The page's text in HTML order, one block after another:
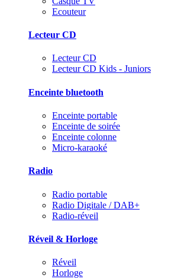
Ecouteur
Lecteur CD
Lecteur CD
Lecteur CD Kids - Juniors
Enceinte bluetooth
Enceinte portable
Enceinte de soirée
Enceinte colonne
Micro-karaoké
Radio
Radio portable
Radio Digitale / DAB+
Radio-réveil
Réveil & Horloge
Réveil
Horloge